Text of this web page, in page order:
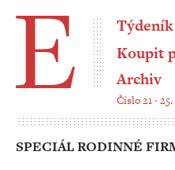
Koupit
Archiv
Číslo 21 ‧
SPECIÁL RODINNÉ